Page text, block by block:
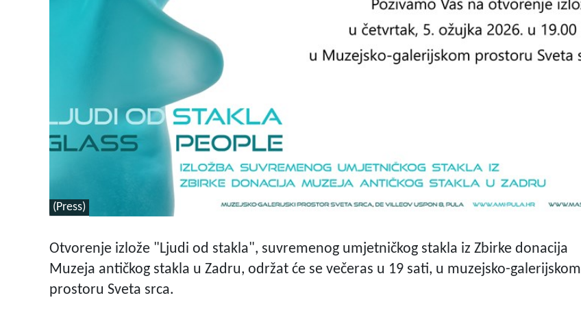
(Press)
Otvorenje izlože "Ljudi od stakla", suvremenog umjetničkog stakla iz Zbirke donacija
Muzeja antičkog stakla u Zadru, održat će se večeras u 19 sati, u muzejsko-galerijskom
prostoru Sveta srca.